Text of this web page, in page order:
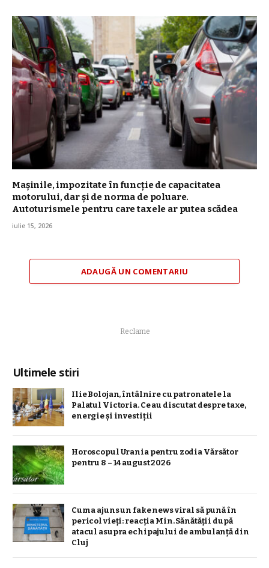
Mașinile, impozitate în funcție de capacitatea
motorului, dar și de norma de poluare.
Autoturismele pentru care taxele ar putea scădea
iulie 15, 2026
ADAUGĂ UN COMENTARIU
Reclame
Ultimele stiri
Ilie Bolojan, întâlnire cu patronatele la
Palatul Victoria. Ce au discutat despre taxe,
energie și investiții
Horoscopul Urania pentru zodia Vărsător
pentru 8 – 14 august 2026
Cum a ajuns un fake news viral să pună în
pericol vieți: reacția Min. Sănătății după
atacul asupra echipajului de ambulanță din
Cluj